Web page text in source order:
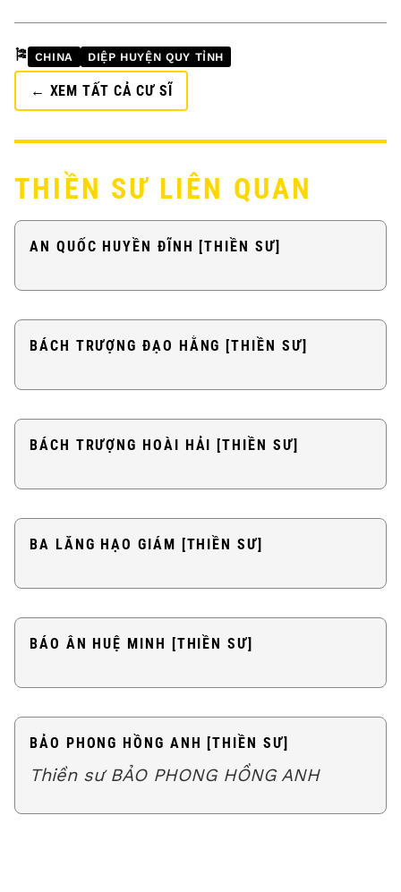
🎏 CHINA DIỆP HUYỆN QUY TỈNH
← XEM TẤT CẢ CƯ SĨ
THIỀN SƯ LIÊN QUAN
AN QUỐC HUYỀN ĐĨNH [THIỀN SƯ]
BÁCH TRƯỢNG ĐẠO HẰNG [THIỀN SƯ]
BÁCH TRƯỢNG HOÀI HẢI [THIỀN SƯ]
BA LĂNG HẠO GIÁM [THIỀN SƯ]
BÁO ÂN HUỆ MINH [THIỀN SƯ]
BẢO PHONG HỒNG ANH [THIỀN SƯ]
Thiền sư BẢO PHONG HỒNG ANH